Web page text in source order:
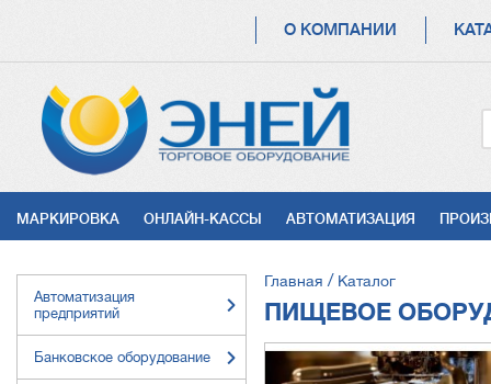
НАВИГАЦИЯ
О КОМПАНИИ
УСЛУГИ
МАРКИРОВКА ОНЛАЙН-КАССЫ АВТОМАТИЗАЦИЯ
Автоматизация
предприятий
Банковское оборудование
СТРОКА
НАВИГАЦИИ
Главная Каталог
ПИЩЕВОЕ